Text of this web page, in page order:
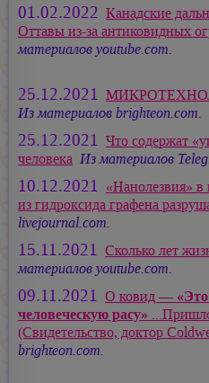
01.02.2022 Канадские
Оттавы из-за антиковидных
материалов youtube.com.
25.12.2021
Из материалов brighteon.com.
25.12.2021 Что содержат
человека Из материалов
10.12.2021 «Hанолезвия»
из гидроксида графена
livejournal.com.
15.11.2021 Сколько лет
материалов youtube.com.
09.11.2021 О ковид —
человеческую расу»
(Свидетельство, доктор
brighteon.com.